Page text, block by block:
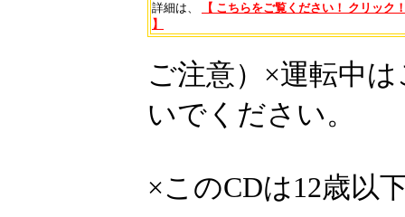
詳細は、
【 こちらをご覧ください！ クリック
】
ご注意）×運転中
いでください。
×このCDは12歳以